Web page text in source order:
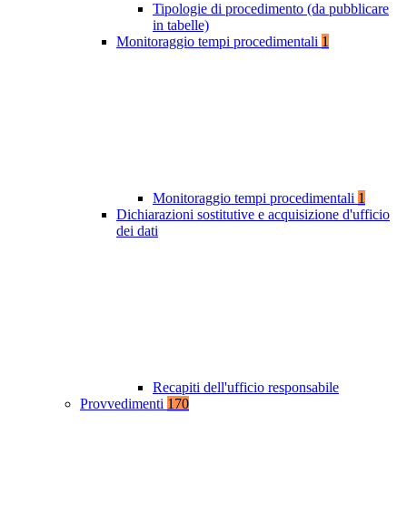
Tipologie di procedimento (da pubblicare
in tabelle)
Monitoraggio tempi procedimentali 1
Monitoraggio tempi procedimentali 1
Dichiarazioni sostitutive e acquisizione d'ufficio
dei dati
Recapiti dell'ufficio responsabile
Provvedimenti 170